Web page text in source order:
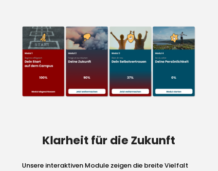
Klarheit für die Zukunft
Unsere interaktiven Module zeigen die breite Vielfalt